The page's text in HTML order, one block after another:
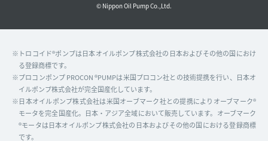
© Nippon Oil Pump Co.,Ltd.
※トロコイド®ポンプは日本オイルポンプ株式会社の日本およびその他の国におけ
る登録商標です。
※プロコンポンプ PROCON ®PUMPは米国プロコン社との技術提携を行い、日本オ
イルポンプ株式会社が完全国産化しています。
※日本オイルポンプ株式会社は米国オーブマーク社との提携によりオーブマーク®
モータを完全国産化。日本・アジア全域において販売しています。オーブマーク
®モータは日本オイルポンプ株式会社の日本およびその他の国における登録商標
です。